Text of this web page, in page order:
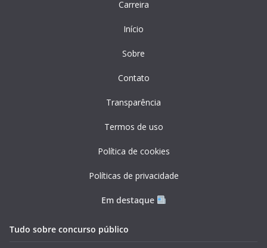
Carreira
Início
Sobre
Contato
Transparência
Termos de uso
Política de cookies
Políticas de privacidade
Em destaque
Tudo sobre concurso público